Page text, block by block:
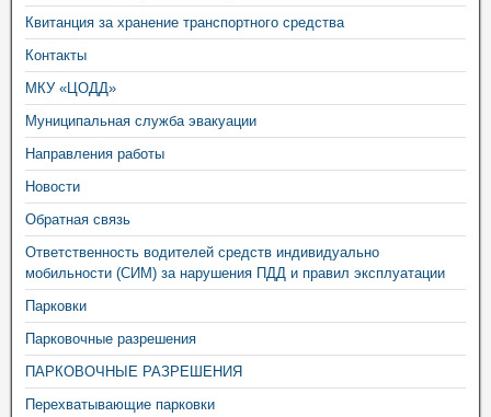
Квитанция за хранение транспортного средства
Контакты
МКУ «ЦОДД»
Муниципальная служба эвакуации
Направления работы
Новости
Обратная связь
Ответственность водителей средств индивидуально
мобильности (СИМ) за нарушения ПДД и правил эксплуатации
Парковки
Парковочные разрешения
ПАРКОВОЧНЫЕ РАЗРЕШЕНИЯ
Перехватывающие парковки